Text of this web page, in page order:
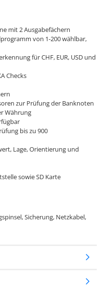
mit 2 Ausgabefächern
von 1-200 wählbar,
für CHF, EUR, USD und
Checks
zur Prüfung der Banknoten
Währung
bis zu 900
Lage, Orientierung und
sowie SD Karte
Sicherung, Netzkabel,